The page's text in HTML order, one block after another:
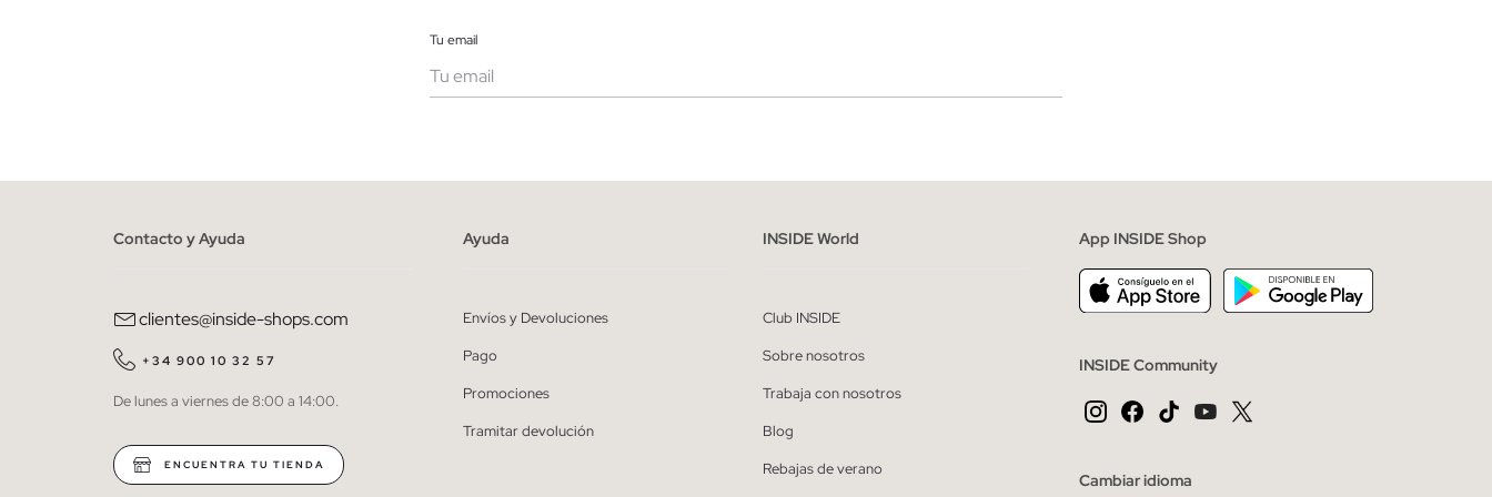
Tu email
* Puedes cancelar la suscripción en cualquier momento.
Contacto y Ayuda
clientes@inside-shops.com
+34 900 10 32 57
De lunes a viernes de 8:00 a 14:00.
ENCUENTRA TU TIENDA
Ayuda
Envíos y Devoluciones
Pago
Promociones
Tramitar devolución
INSIDE World
Club INSIDE
Sobre nosotros
Trabaja con nosotros
Blog
Rebajas de verano
App INSIDE Shop
INSIDE Community
Cambiar idioma